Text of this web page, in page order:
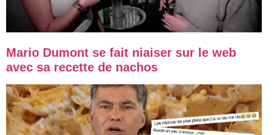
Mario Dumont se fait niaiser sur le web
avec sa recette de nachos